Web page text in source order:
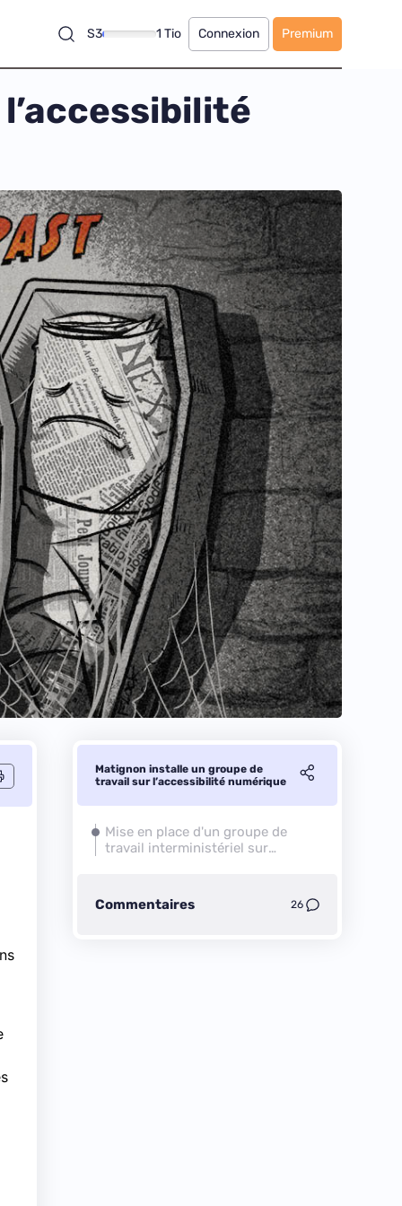
S3 1 Tio Connexion Premium
Matignon installe un groupe de
travail sur l’accessibilité numérique
Mise en place d'un groupe de
travail interministériel sur
Commentaires 26